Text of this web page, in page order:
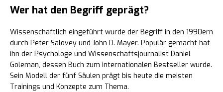
Wer hat den Begriff geprägt?
Wissenschaftlich eingeführt wurde der Begriff in den 1990ern
durch Peter Salovey und John D. Mayer. Populär gemacht hat
ihn der Psychologe und Wissenschaftsjournalist Daniel
Goleman, dessen Buch zum internationalen Bestseller wurde.
Sein Modell der fünf Säulen prägt bis heute die meisten
Trainings und Konzepte zum Thema.